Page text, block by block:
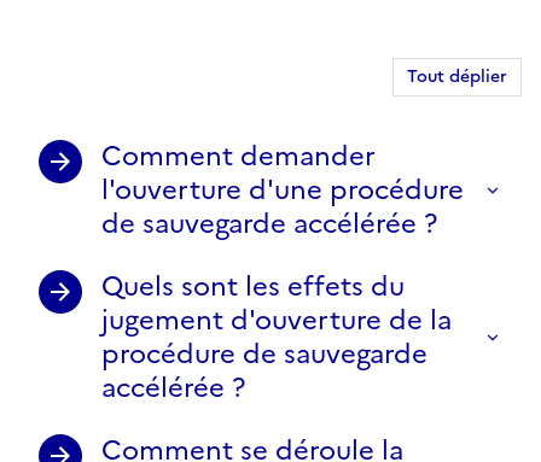
Tout déplier
Comment demander
l'ouverture d'une procédure
de sauvegarde accélérée ?
Quels sont les effets du
jugement d'ouverture de la
procédure de sauvegarde
accélérée ?
Comment se déroule la